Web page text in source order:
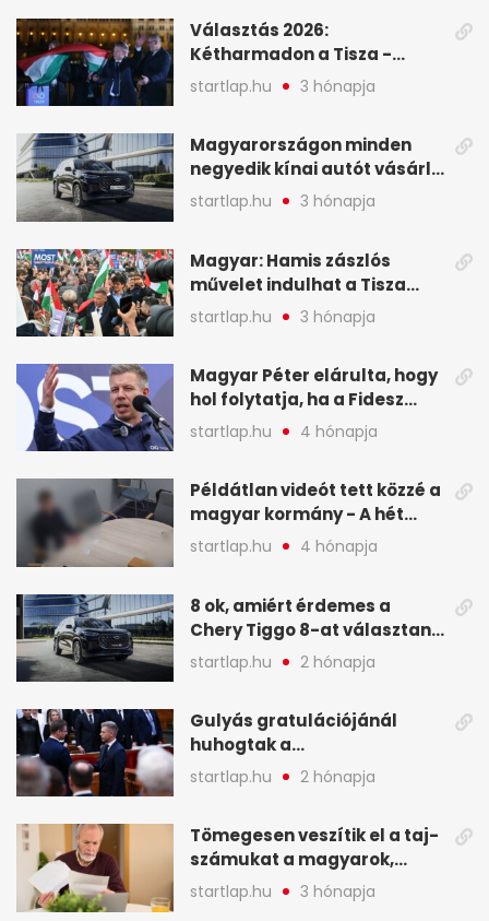
Választás 2026:
Kétharmadon a Tisza -
mutatjuk, hogyan alakulnak
a mandátumok
startlap.hu 3 hónapja
Magyarországon minden
negyedik kínai autót vásárló
a Chery mellett döntött (X)
startlap.hu 3 hónapja
Magyar: Hamis zászlós
művelet indulhat a Tisza
ellen a választás napján - A
hét legfontosabb eseményei
startlap.hu 3 hónapja
Magyar Péter elárulta, hogy
hol folytatja, ha a Fidesz
nyeri a választást - A hét
legfontosabb hírei
startlap.hu 4 hónapja
Példátlan videót tett közzé a
magyar kormány - A hét
legfontosabb hírei
képekben
startlap.hu 4 hónapja
8 ok, amiért érdemes a
Chery Tiggo 8-at választani!
(X)
startlap.hu 2 hónapja
Gulyás gratulációjánál
huhogtak a
leghangosabban, miután
Magyart miniszterelnökké
legfontosabb hírei
képekben
startlap.hu 2 hónapja
Tömegesen veszítik el a taj-
számukat a magyarok,
sokak ellen eljárást indít a
NAV - A hét hírei képekben
startlap.hu 3 hónapja